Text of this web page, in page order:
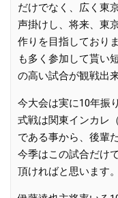
だけでなく、広く東
声掛けし、将来、東
作りを目指しており
も多く参加して貰い
の高い試合が観戦出
今大会は実に10年振
式戦は関東インカレ
である事から、後輩
今季はこの試合だけ
頂ければと思います。